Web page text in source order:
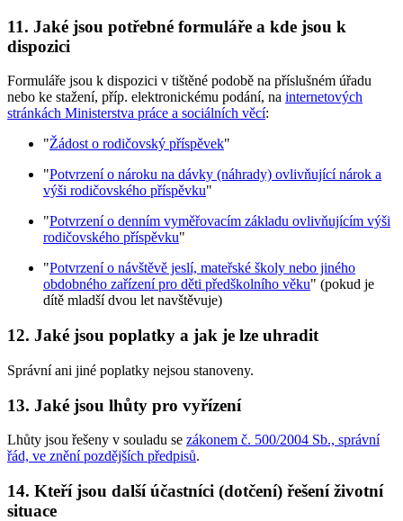
11. Jaké jsou potřebné formuláře a kde jsou k
dispozici
Formuláře jsou k dispozici v tištěné podobě na příslušném úřadu
nebo ke stažení, příp. elektronickému podání, na internetových
stránkách Ministerstva práce a sociálních věcí:
"Žádost o rodičovský příspěvek"
"Potvrzení o nároku na dávky (náhrady) ovlivňující nárok a
výši rodičovského příspěvku"
"Potvrzení o denním vyměřovacím základu ovlivňujícím výši
rodičovského příspěvku"
"Potvrzení o návštěvě jeslí, mateřské školy nebo jiného
obdobného zařízení pro děti předškolního věku" (pokud je
dítě mladší dvou let navštěvuje)
12. Jaké jsou poplatky a jak je lze uhradit
Správní ani jiné poplatky nejsou stanoveny.
13. Jaké jsou lhůty pro vyřízení
Lhůty jsou řešeny v souladu se zákonem č. 500/2004 Sb., správní
řád, ve znění pozdějších předpisů.
14. Kteří jsou další účastníci (dotčení) řešení životní
situace